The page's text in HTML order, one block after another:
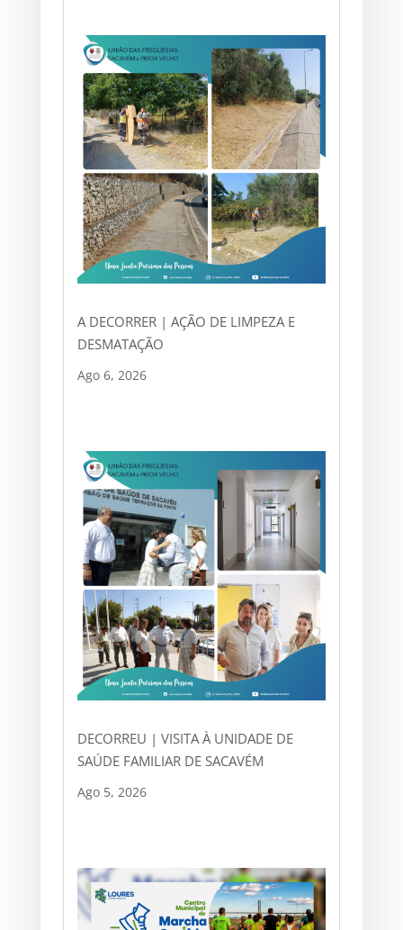
A DECORRER | AÇÃO DE LIMPEZA E
DESMATAÇÃO
Ago 6, 2026
DECORREU | VISITA À UNIDADE DE
SAÚDE FAMILIAR DE SACAVÉM
Ago 5, 2026